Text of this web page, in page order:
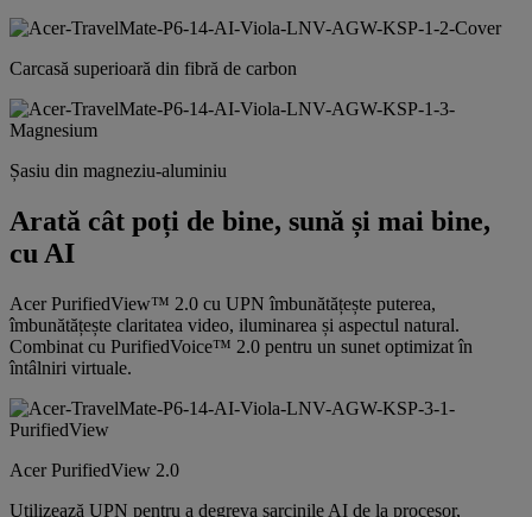
Carcasă superioară din fibră de carbon
Șasiu din magneziu-aluminiu
Arată cât poți de bine, sună și mai bine,
cu AI
Acer PurifiedView™ 2.0 cu UPN îmbunătățește puterea,
îmbunătățește claritatea video, iluminarea și aspectul natural.
Combinat cu PurifiedVoice™ 2.0 pentru un sunet optimizat în
întâlniri virtuale.
Acer PurifiedView 2.0
Utilizează UPN pentru a degreva sarcinile AI de la procesor,